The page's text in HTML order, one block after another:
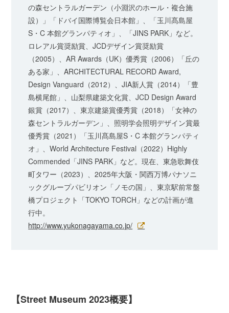
の森セントラルガーデン（小淵沢のホール・複合施
設）」「ドバイ国際博覧会日本館」、「玉川髙島屋
S・C 本館グランパティオ」、「JINS PARK」など。
ロレアル賞奨励賞、JCDデザイン賞奨励賞
（2005）、AR Awards（UK）優秀賞（2006）「丘の
ある家」、ARCHITECTURAL RECORD Award,
Design Vanguard（2012）、JIA新人賞（2014）「豊
島横尾館」、山梨県建築文化賞、JCD Design Award
銀賞（2017）、東京建築賞優秀賞（2018）「女神の
森セントラルガーデン」、照明学会照明デザイン賞最
優秀賞（2021）「玉川髙島屋S・C 本館グランパティ
オ」、World Architecture Festival（2022）Highly
Commended「JINS PARK」など。現在、東急歌舞伎
町タワー（2023）、2025年大阪・関西万博パナソニ
ックグループパビリオン「ノモの国」、東京駅前常盤
橋プロジェクト「TOKYO TORCH」などの計画が進
行中。
http://www.yukonagayama.co.jp/
【Street Museum 2023概要】